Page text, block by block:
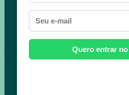
Quero entrar